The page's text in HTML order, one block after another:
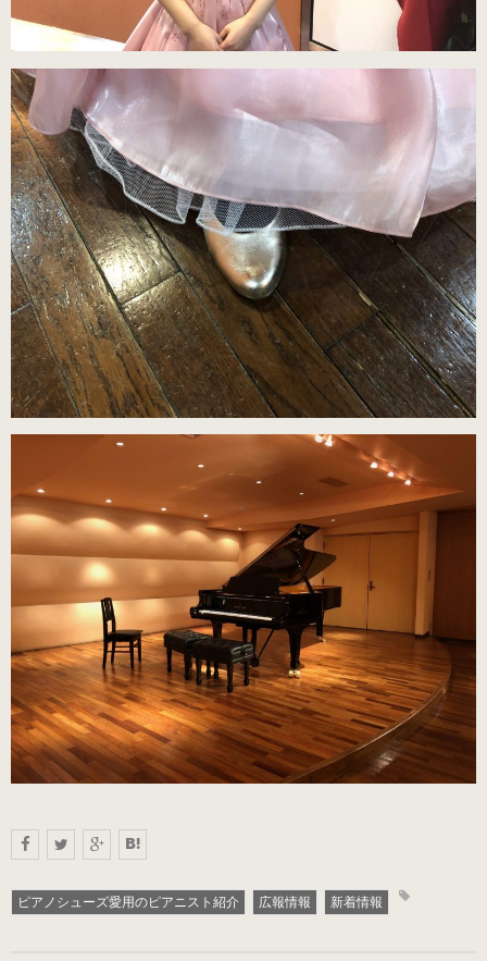
室内用ルームシューズ
（ヒール高2.5cm）
ピアニスト用（ヒール高5cm）
3WAY(ブラック・本革)
（22.0～25.0cm）
3WAY (シルバー・本革)
（22.0～25.0cm）
3WAY (ゴールド・本革)
数量限定商品（22.0～25.0cm）
3WAY (ブロンズ・本革)
数量限定商品（22.0～25.0cm）
3WAY (ワイン・本革)
数量限定商品（22.0～25.0cm）
ブラック・本革
数量限定商品（22.0～25.0cm）
ゴールド
数量限定商品（22.0～25.0cm）
ピアノシューズ愛用のピアニスト紹介 広報情報 新着情報